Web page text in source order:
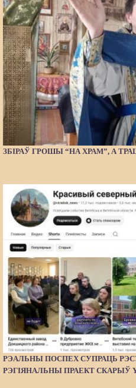
ЗБІРАЎ ГРОШЫ “НА ХРАМ”, А
РЭАЛЬНЫ ПОСПЕХ СУПРАЦЬ
РЭГІЯНАЛЬНЫ ПРАЕКТ СКАРЫЎ